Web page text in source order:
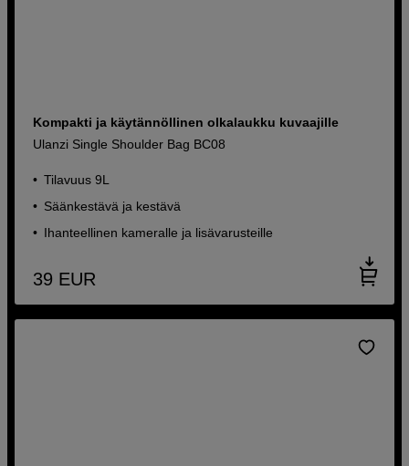
Kompakti ja käytännöllinen olkalaukku kuvaajille
Ulanzi Single Shoulder Bag BC08
Tilavuus 9L
Säänkestävä ja kestävä
Ihanteellinen kameralle ja lisävarusteille
39 EUR